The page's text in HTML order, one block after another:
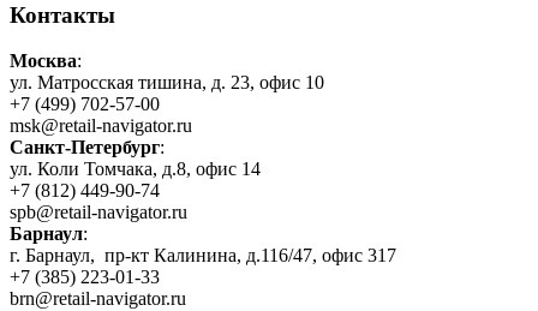
Контакты
Москва:
ул. Матросская тишина, д. 23, офис 10
+7 (499) 702-57-00
msk@retail-navigator.ru
Санкт-Петербург:
ул. Коли Томчака, д.8, офис 14
+7 (812) 449-90-74
spb@retail-navigator.ru
Барнаул:
г. Барнаул, пр-кт Калинина, д.116/47, офис 317
+7 (385) 223-01-33
brn@retail-navigator.ru